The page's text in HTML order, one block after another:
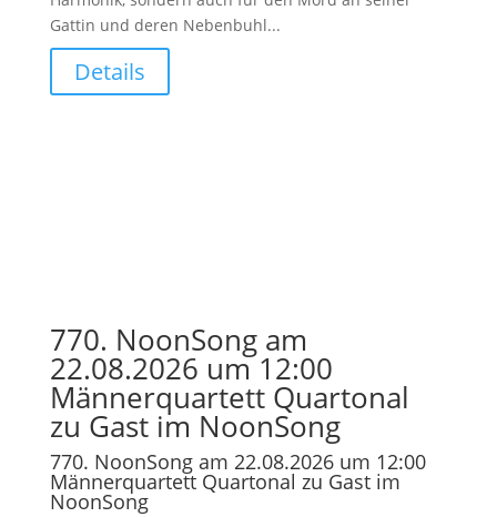
Gattin und deren Nebenbuhl...
Details
770. NoonSong am
22.08.2026 um 12:00
Männerquartett Quartonal
zu Gast im NoonSong
770. NoonSong am 22.08.2026 um 12:00
Männerquartett Quartonal zu Gast im
NoonSong